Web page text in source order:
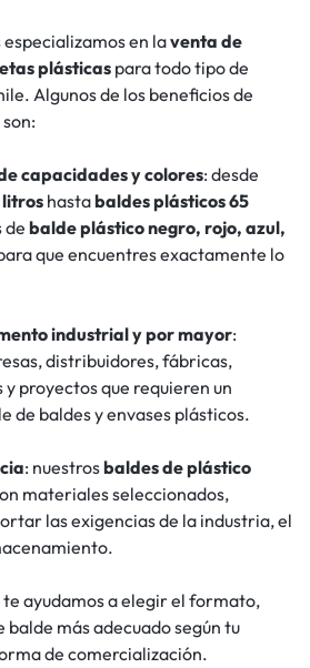
especializamos en laventa de
plásticas para todo tipo de
Algunos de los beneficios de
capacidades y colores: desde
litroshastabaldes plásticos 65
de balde plástico negro, rojo, azul,
que encuentres exactamente lo
industrial y por mayor:
distribuidores, fábricas,
proyectos que requieren un
de baldes y envases plásticos.
: nuestrosbaldes de plástico
materiales seleccionados,
las exigencias de la industria, el
te ayudamos a elegir el formato,
balde más adecuado según tu
de comercialización.